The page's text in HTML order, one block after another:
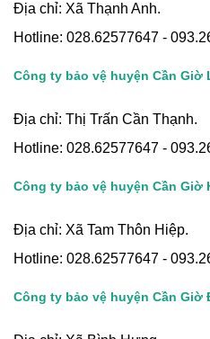
Địa chỉ: Xã Thạnh Anh.
Hotline: 028.62577647 -
Công ty bảo vệ huyện Cần Giờ
Địa chỉ: Thị Trấn Cần Thạnh.
Hotline: 028.62577647 -
Công ty bảo vệ huyện Cần Giờ
Địa chỉ: Xã Tam Thôn Hiệp.
Hotline: 028.62577647 -
Công ty bảo vệ huyện Cần Giờ